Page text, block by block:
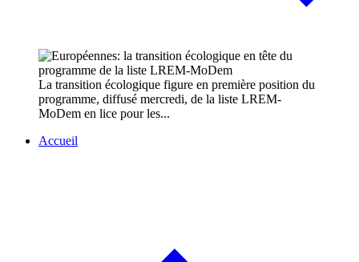
La transition écologique figure en première position du
programme, diffusé mercredi, de la liste LREM-
MoDem en lice pour les...
Accueil